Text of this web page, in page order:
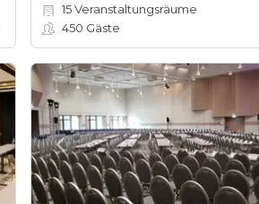
15Veranstaltungsräume
450 Gäste